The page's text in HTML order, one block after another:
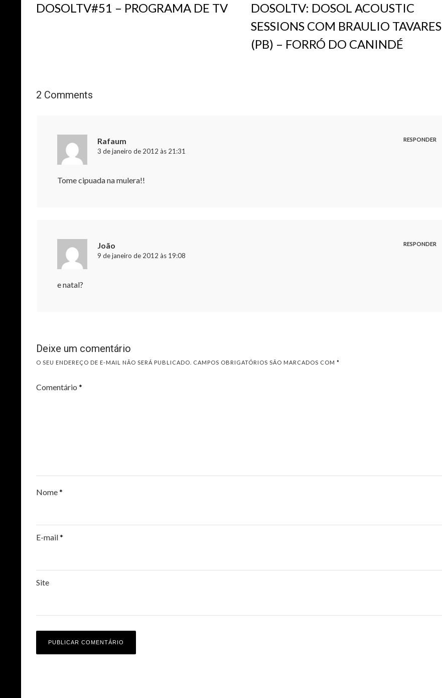
DOSOLTV#51 – PROGRAMA DE TV
DOSOLTV: DOSOL ACOUSTIC
SESSIONS COM BRAULIO TAVARES
(PB) – FORRÓ DO CANINDÉ
2 Comments
Rafaum
3 de janeiro de 2012 às 21:31
Tome cipuada na mulera!!
RESPONDER
João
9 de janeiro de 2012 às 19:08
e natal?
RESPONDER
Deixe um comentário
O SEU ENDEREÇO DE E-MAIL NÃO SERÁ PUBLICADO. CAMPOS OBRIGATÓRIOS SÃO MARCADOS COM *
Comentário *
Nome*
E-mail*
Site